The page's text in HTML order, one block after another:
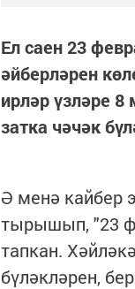
Ел саен 23
әйберләрен
ирләр үзләре
затка чәчәк
Ә менә кайбер
тырышып, "23
тапкан.
бүләкләрен,